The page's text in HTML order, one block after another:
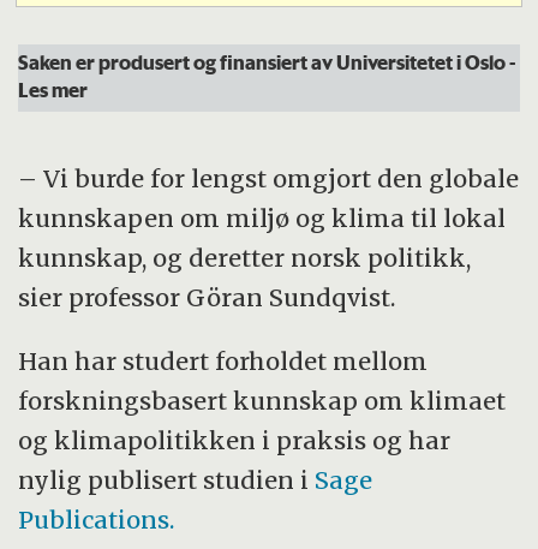
Saken er produsert og finansiert av Universitetet i Oslo-
Les mer
– Vi burde for lengst omgjort den globale
kunnskapen om miljø og klima til lokal
kunnskap, og deretter norsk politikk,
sier professor Göran Sundqvist.
Han har studert forholdet mellom
forskningsbasert kunnskap om klimaet
og klimapolitikken i praksis og har
nylig publisert studien i Sage
Publications.